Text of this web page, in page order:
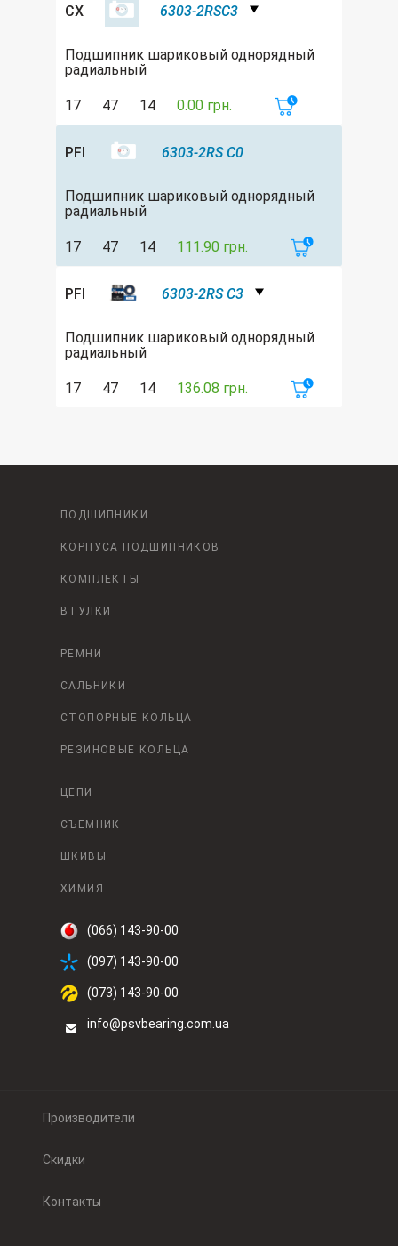
CX 6303-2RSC3
Подшипник шариковый однорядный
радиальный
17 47 14 0.00 грн.
PFI 6303-2RS C0
Подшипник шариковый однорядный
радиальный
17 47 14 111.90 грн.
PFI 6303-2RS C3
Подшипник шариковый однорядный
радиальный
17 47 14 136.08 грн.
ПОДШИПНИКИ
КОРПУСА ПОДШИПНИКОВ
КОМПЛЕКТЫ
ВТУЛКИ
РЕМНИ
САЛЬНИКИ
СТОПОРНЫЕ КОЛЬЦА
РЕЗИНОВЫЕ КОЛЬЦА
ЦЕПИ
СЪЕМНИК
ШКИВЫ
ХИМИЯ
(066) 143-90-00
(097) 143-90-00
(073) 143-90-00
info@psvbearing.com.ua
Производители
Скидки
Контакты